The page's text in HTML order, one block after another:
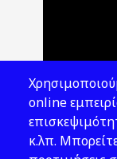
Main
online
κ.λπ.